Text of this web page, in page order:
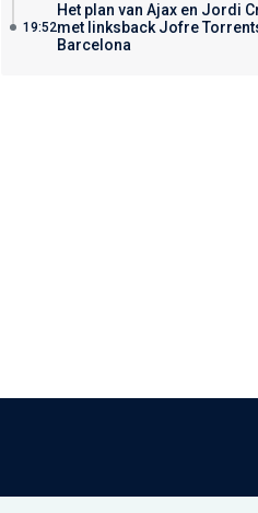
19:52
Het plan van Ajax en Jordi
met linksback Jofre
Barcelona